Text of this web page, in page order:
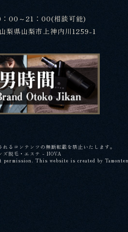
00～21：00(相談可能)
梨県山梨市上神内川1259-1
るコンテンツの無断転載を禁止いたします。
ズ脱毛・エステ - NOVA
This website is created by